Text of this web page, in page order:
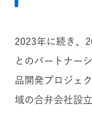
2023年に続き、
とのパートナー
品開発プロジェ
域の合弁会社設立